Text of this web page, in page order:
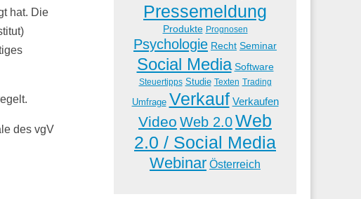
hat. Die
des vgV
Pressemeldung
Produkte Prognosen
Psychologie Recht Seminar
Social Media Software
Steuertipps Studie Texten Trading
Umfrage Verkauf Verkaufen
Video Web 2.0Web
2.0 / Social Media
Webinar Österreich